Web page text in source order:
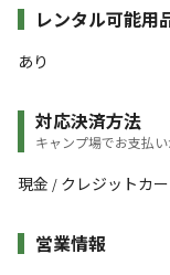
レンタル可能用
あり
対応決済方法
キャンプ場でお支払
現金 / クレジットカ
営業情報